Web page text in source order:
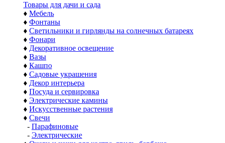
Товары для дачи и сада
♦ Мебель
♦ Фонтаны
♦ Светильники и гирлянды на солнечных батареях
♦ Фонари
♦ Декоративное освещение
♦ Вазы
♦ Кашпо
♦ Садовые украшения
♦ Декор интерьера
♦ Посуда и сервировка
♦ Электрические камины
♦ Искусственные растения
♦ Свечи
- Парафиновые
- Электрические